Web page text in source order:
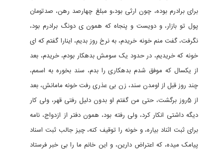
برای برادرم بوده، چون ارثی بود،و مبلغ چهارصد رهن، صدتومان
پول تو بازار، و دویست و پنجاه که همون ی دونگ برادرم بود،
نگرفت، گفت منم خونه خریدم، به نرخ روز بدیم، اینارا گفتم که ای
خونه که خریدیم، در حدود یک سومش بدهکار بودم، خریدم، بعد
از یکسال که موفق شدم بدهکاری را بدم، سند بخوره به اسمم،
چند روز قبل از اومدن سند، زن بی عذری رفت خونه مامانش، بعد
از 5روز برگشت، حتی من گفتم او بدون دلیل رفتی قهر، ولی کار
دیگه داشتی انکار کرد، ولی رفته بود، همون دفتر از ازدواج، نامه
برای ثبت اثناد بیاره، و خونه را توقیف کنه، چیز جالب ثبت اسناد
پیامک میده، که اعتراض دارین، و این خانم ما را بی خبر فرستاد